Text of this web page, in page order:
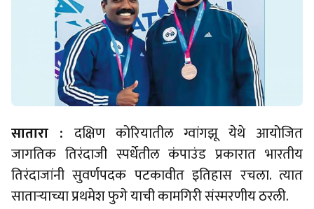
सातारा : दक्षिण कोरियातील ग्वांगझू येथे आयोजित
जागतिक तिरंदाजी स्पर्धेतील कंपाउंड प्रकारात भारतीय
तिरंदाजांनी सुवर्णपदक पटकावीत इतिहास रचला. त्यात
साताऱ्याच्या प्रथमेश फुगे याची कामगिरी संस्मरणीय ठरली.